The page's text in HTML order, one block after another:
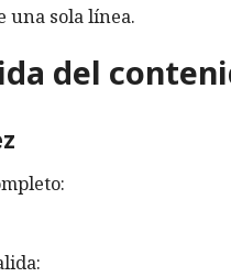
una sola línea.
del